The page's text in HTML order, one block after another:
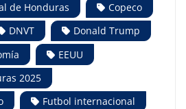
de Honduras
Copeco
DNVT
Donald Trump
EEUU
2025
Futbol internacional